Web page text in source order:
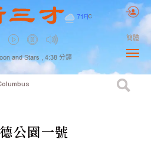
71 F| C
and Stars , 4:38 分鐘
簡體
公園一號